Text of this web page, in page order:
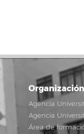
Organización
Agencia
Agencia
Área de